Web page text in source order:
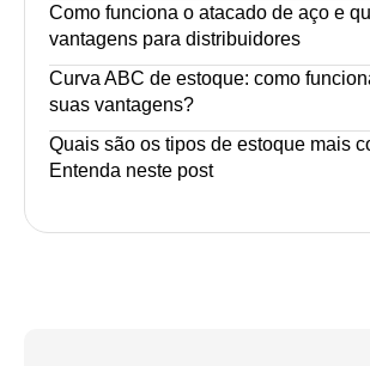
Como funciona o atacado de aço e
vantagens para distribuidores
Curva ABC de estoque: como
suas vantagens?
Quais são os tipos de estoque mais
Entenda neste post